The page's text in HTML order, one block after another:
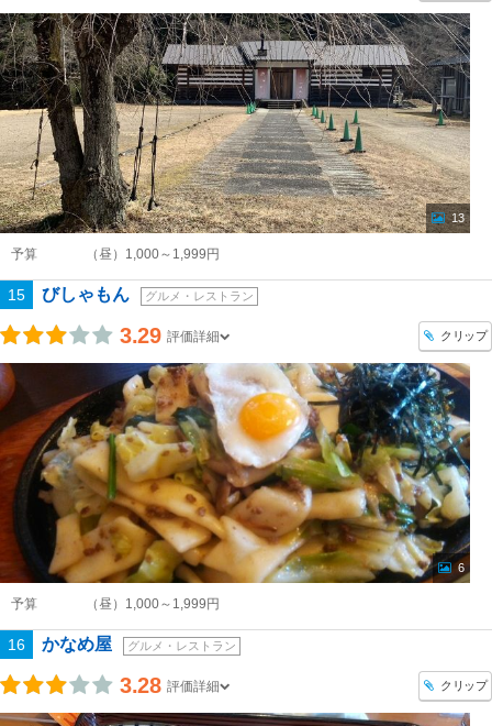
13
予算 （昼）1,000～1,999円
15 びしゃもん グルメ・レストラン
3.29 評価詳細 クリップ
6
予算 （昼）1,000～1,999円
16 かなめ屋 グルメ・レストラン
3.28 評価詳細 クリップ